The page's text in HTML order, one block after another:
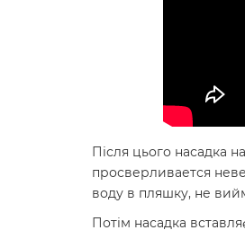
Після цього насадка
просверливается
воду в пляшку, не
Потім насадка